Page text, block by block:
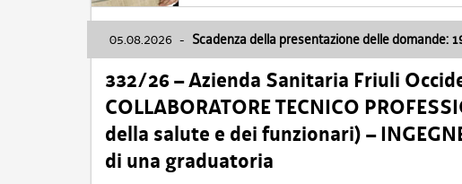
05.08.2026 - Scadenza della presentazione delle domande:
332/26 – Azienda Sanitaria Friuli
COLLABORATORE TECNICO
della salute e dei funzionari) –
di una graduatoria